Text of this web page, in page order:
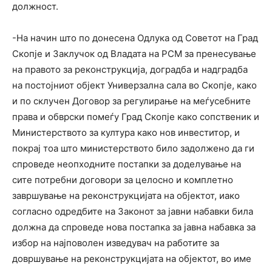
должност.
-На начин што по донесена Одлука од Советот на Град
Скопје и Заклучок од Владата на РСМ за пренесување
на правото за реконструкција, доградба и надградба
на постојниот објект Универзална сала во Скопје, како
и по склучен Договор за регулирање на меѓусебните
права и обврски помеѓу Град Скопје како сопственик и
Министерството за култура како нов инвеститор, и
покрај тоа што министерството било задолжено да ги
спроведе неопходните постапки за доделување на
сите потребни договори за целосно и комплетно
завршување на реконструкцијата на објектот, иако
согласно одредбите на Законот за јавни набавки била
должна да спроведе нова постапка за јавна набавка за
избор на најповолен изведувач на работите за
довршување на реконструкцијата на објектот, во име